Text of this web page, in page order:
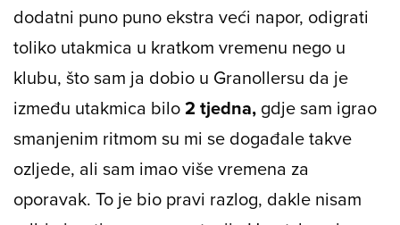
dodatni puno puno ekstra veći napor, odigrati
toliko utakmica u kratkom vremenu nego u
klubu, što sam ja dobio u Granollersu da je
između utakmica bilo2 tjedna, gdje sam igrao
smanjenim ritmom su mi se događale takve
ozljede, ali sam imao više vremena za
oporavak. To je bio pravi razlog, dakle nisam